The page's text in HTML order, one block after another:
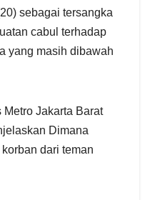
sebagai tersangka
cabul terhadap
yang masih dibawah
Metro Jakarta Barat
Dimana
dari teman